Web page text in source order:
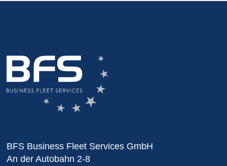
BFS Business Fleet Services GmbH
An der Autobahn 2-8